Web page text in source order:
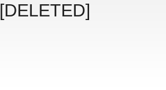
[DELETED]